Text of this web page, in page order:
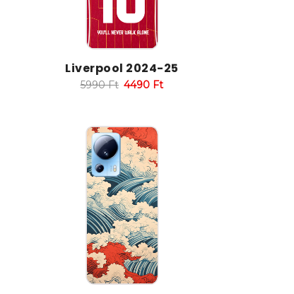
Liverpool 2024-25
5990Ft 4490 Ft